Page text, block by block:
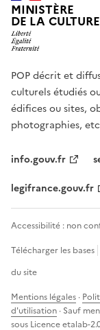
MINISTÈRE
DE LA CULTURE
POP décrit et
culturels étudiés
édifices ou sites,
photographies,
info.gouv.fr
legifrance.gouv.fr
Accessibilité : non
Télécharger les bases
du site
Mentions légales ·
d'utilisation · Sauf
sous Licence etalab-